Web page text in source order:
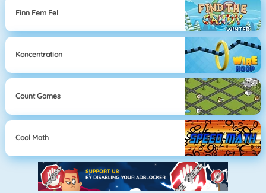
Finn Fem Fel
Koncentration
Count Games
Cool Math